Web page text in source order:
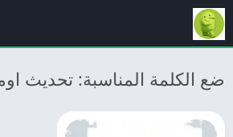
ضع الكلمة المناسبة: تحديث